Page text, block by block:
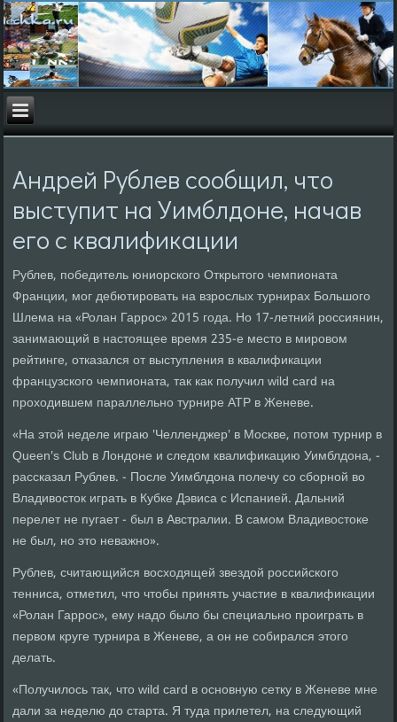
Андрей Рублев сообщил, что
выступит на Уимблдоне, начав
его с квалификации
Рублев, победитель юниорского Открытого чемпионата
Франции, мог дебютировать на взрослых турнирах Большого
Шлема на «Ролан Гаррос» 2015 года. Но 17-летний россиянин,
занимающий в настоящее время 235-е место в мировом
рейтинге, отказался от выступления в квалификации
французского чемпионата, так как получил wild card на
проходившем параллельно турнире АТР в Женеве.
«На этой неделе играю 'Челленджер' в Москве, потом турнир в
Queen's Club в Лондоне и следом квалификацию Уимблдона, -
рассказал Рублев. - После Уимблдона полечу со сборной во
Владивосток играть в Кубке Дэвиса с Испанией. Дальний
перелет не пугает - был в Австралии. В самом Владивостоке
не был, но это неважно».
Рублев, считающийся восходящей звездой российского
тенниса, отметил, что чтобы принять участие в квалификации
«Ролан Гаррос», ему надо было бы специально проиграть в
первом круге турнира в Женеве, а он не собирался этого
делать.
«Получилось так, что wild card в основную сетку в Женеве мне
дали за неделю до старта. Я туда прилетел, на следующий